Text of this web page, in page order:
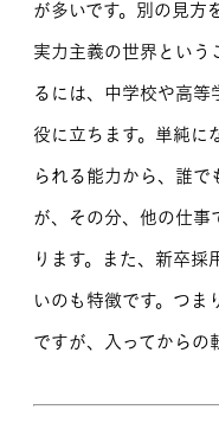
が多いです。別の見方
実力主義の世界という
るには、中学校や高等
役に立ちます。単純に
られる能力から、誰で
が、その分、他の仕事
ります。また、新卒採
いのも特徴です。つま
ですが、入ってからの